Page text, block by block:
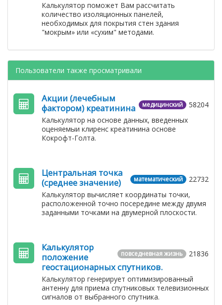
Калькулятор поможет Вам рассчитать
количество изоляционных панелей,
необходимых для покрытия стен здания
"мокрым» или «сухим" методами.
Пользователи также просматривали
58204
медицинский
Акции (лечебным
фактором) креатинина
Калькулятор на основе данных, введенных
оценяемыи клиренс креатинина основе
Кокрофт-Голта.
22732
математический
Центральная точка
(среднее значение)
Калькулятор вычисляет координаты точки,
расположенной точно посередине между двумя
заданными точками на двумерной плоскости.
21836
повседневная жизнь
Калькулятор
положение
геостационарных спутников.
Калькулятор генерирует оптимизированный
антенну для приема спутниковых телевизионных
сигналов от выбранного спутника.